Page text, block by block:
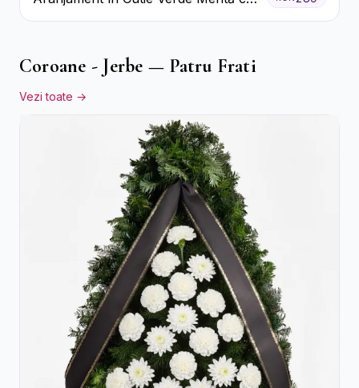
Trandafiri și Alstroemeria
Coroane - Jerbe — Patru Frati
Vezi toate →